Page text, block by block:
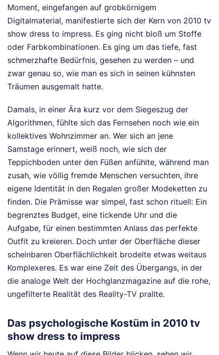
Moment, eingefangen auf grobkörnigem
Digitalmaterial, manifestierte sich der Kern von 2010 tv
show dress to impress. Es ging nicht bloß um Stoffe
oder Farbkombinationen. Es ging um das tiefe, fast
schmerzhafte Bedürfnis, gesehen zu werden – und
zwar genau so, wie man es sich in seinen kühnsten
Träumen ausgemalt hatte.
Damals, in einer Ära kurz vor dem Siegeszug der
Algorithmen, fühlte sich das Fernsehen noch wie ein
kollektives Wohnzimmer an. Wer sich an jene
Samstage erinnert, weiß noch, wie sich der
Teppichboden unter den Füßen anfühlte, während man
zusah, wie völlig fremde Menschen versuchten, ihre
eigene Identität in den Regalen großer Modeketten zu
finden. Die Prämisse war simpel, fast schon rituell: Ein
begrenztes Budget, eine tickende Uhr und die
Aufgabe, für einen bestimmten Anlass das perfekte
Outfit zu kreieren. Doch unter der Oberfläche dieser
scheinbaren Oberflächlichkeit brodelte etwas weitaus
Komplexeres. Es war eine Zeit des Übergangs, in der
die analoge Welt der Hochglanzmagazine auf die rohe,
ungefilterte Realität des Reality-TV prallte.
Das psychologische Kostüm in 2010 tv
show dress to impress